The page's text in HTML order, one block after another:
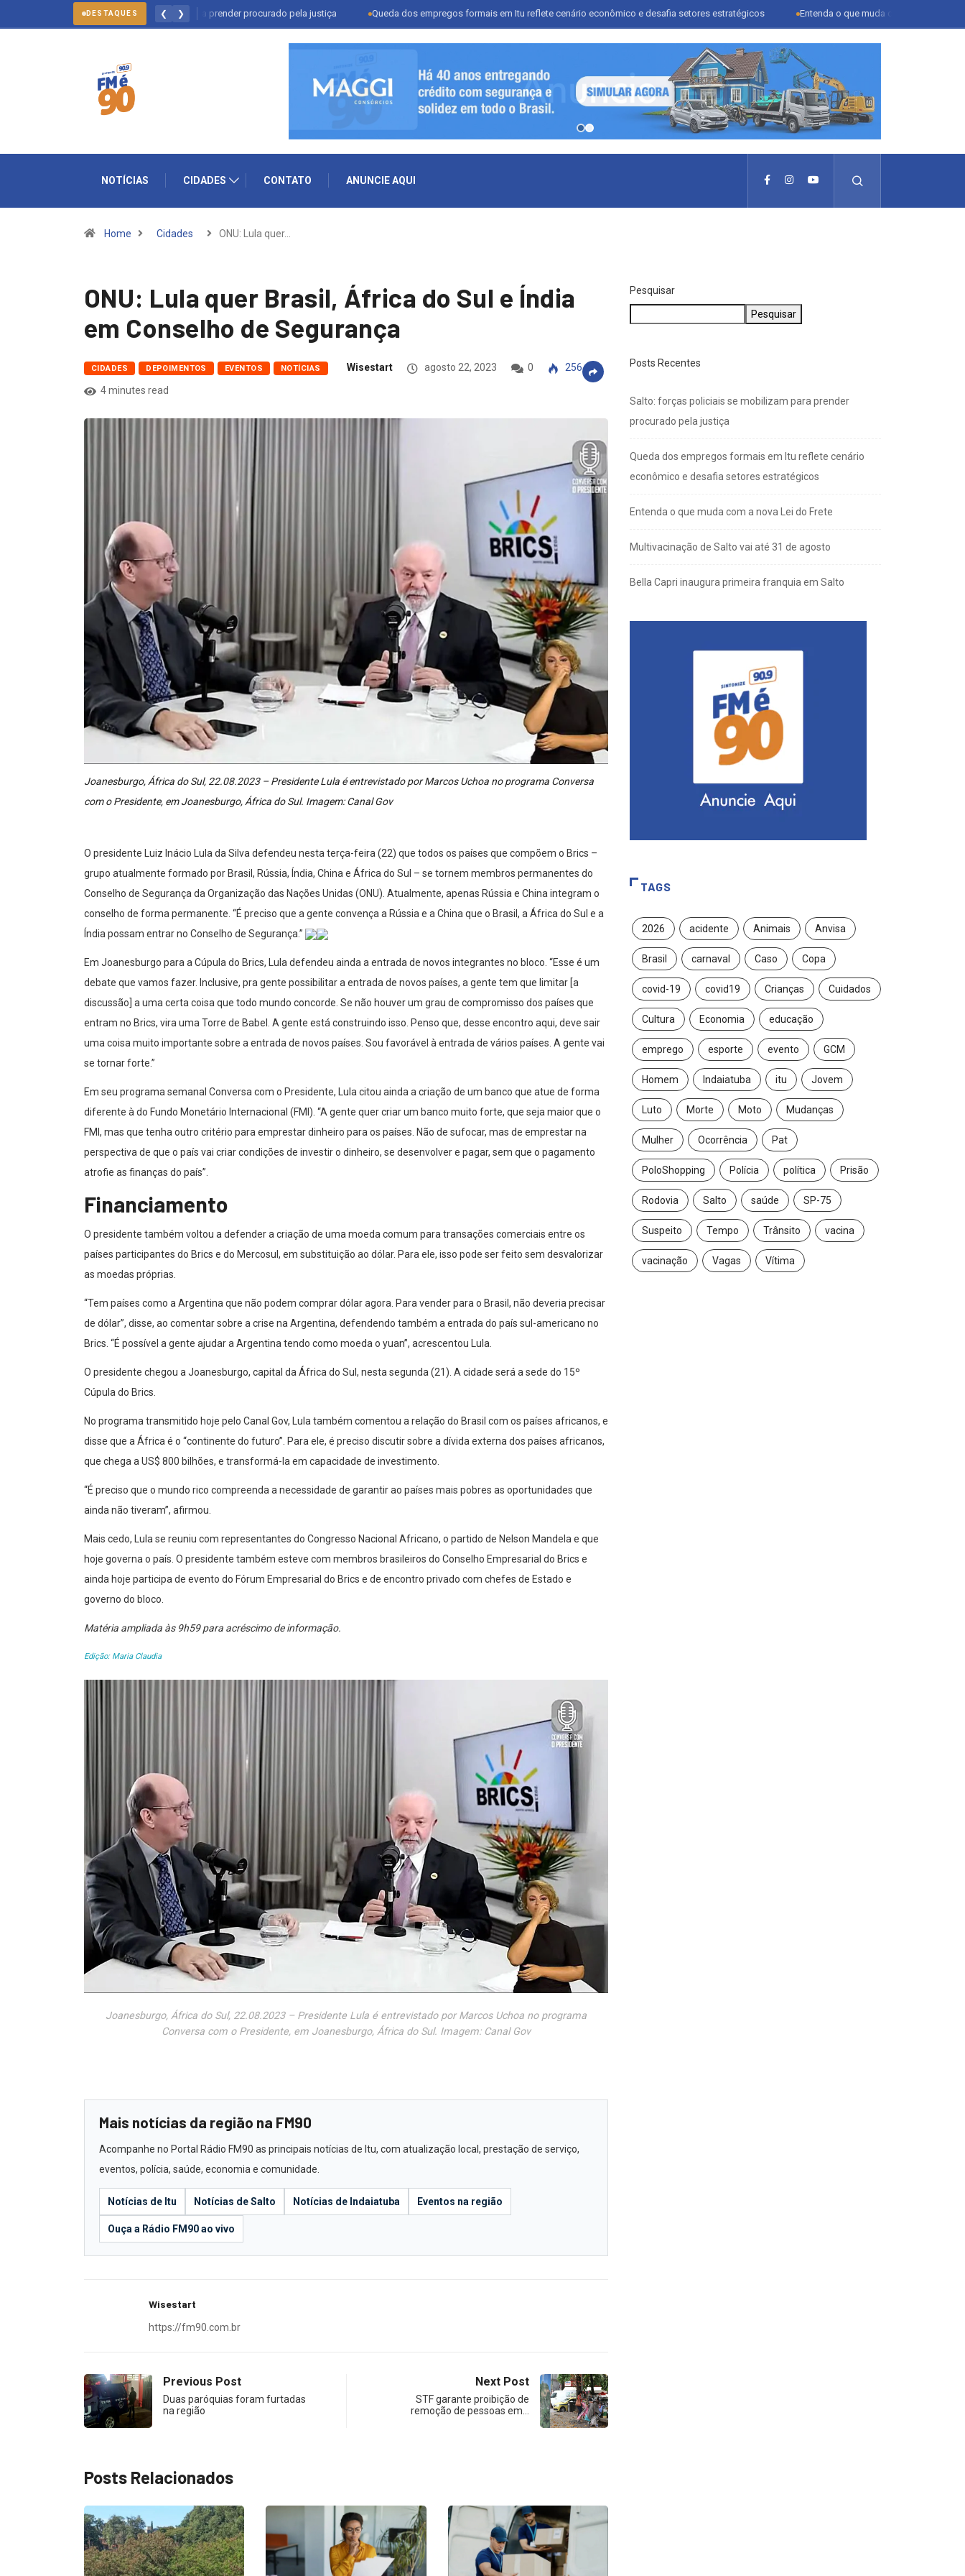
DESTAQUES ❮ ❯
forças policiais se mobilizam para prender procurado pela justiça Queda dos empregos formais em Itu reflete cenário econômico e desafia setores estratégicos Entenda o que muda com a nova Lei do Frete
NOTÍCIAS CIDADES CONTATO ANUNCIE AQUI
Home Cidades ONU: Lula quer…
ONU: Lula quer Brasil, África do Sul e Índia
em Conselho de Segurança
CIDADES DEPOIMENTOS EVENTOS NOTÍCIAS Wisestart agosto 22, 2023 0
256
4 minutes read
Joanesburgo, África do Sul, 22.08.2023 – Presidente Lula é entrevistado por Marcos Uchoa no programa Conversa
com o Presidente, em Joanesburgo, África do Sul. Imagem: Canal Gov
O presidente Luiz Inácio Lula da Silva defendeu nesta terça-feira (22) que todos os países que compõem o Brics –
grupo atualmente formado por Brasil, Rússia, Índia, China e África do Sul – se tornem membros permanentes do
Conselho de Segurança da Organização das Nações Unidas (ONU). Atualmente, apenas Rússia e China integram o
conselho de forma permanente. “É preciso que a gente convença a Rússia e a China que o Brasil, a África do Sul e a
Índia possam entrar no Conselho de Segurança.”
Em Joanesburgo para a Cúpula do Brics, Lula defendeu ainda a entrada de novos integrantes no bloco. “Esse é um
debate que vamos fazer. Inclusive, pra gente possibilitar a entrada de novos países, a gente tem que limitar [a
discussão] a uma certa coisa que todo mundo concorde. Se não houver um grau de compromisso dos países que
entram no Brics, vira uma Torre de Babel. A gente está construindo isso. Penso que, desse encontro aqui, deve sair
uma coisa muito importante sobre a entrada de novos países. Sou favorável à entrada de vários países. A gente vai
se tornar forte.”
Em seu programa semanal Conversa com o Presidente, Lula citou ainda a criação de um banco que atue de forma
diferente à do Fundo Monetário Internacional (FMI). “A gente quer criar um banco muito forte, que seja maior que o
FMI, mas que tenha outro critério para emprestar dinheiro para os países. Não de sufocar, mas de emprestar na
perspectiva de que o país vai criar condições de investir o dinheiro, se desenvolver e pagar, sem que o pagamento
atrofie as finanças do país”.
Financiamento
O presidente também voltou a defender a criação de uma moeda comum para transações comerciais entre os
países participantes do Brics e do Mercosul, em substituição ao dólar. Para ele, isso pode ser feito sem desvalorizar
as moedas próprias.
“Tem países como a Argentina que não podem comprar dólar agora. Para vender para o Brasil, não deveria precisar
de dólar”, disse, ao comentar sobre a crise na Argentina, defendendo também a entrada do país sul-americano no
Brics. “É possível a gente ajudar a Argentina tendo como moeda o yuan”, acrescentou Lula.
O presidente chegou a Joanesburgo, capital da África do Sul, nesta segunda (21). A cidade será a sede do 15º
Cúpula do Brics.
No programa transmitido hoje pelo Canal Gov, Lula também comentou a relação do Brasil com os países africanos, e
disse que a África é o “continente do futuro”. Para ele, é preciso discutir sobre a dívida externa dos países africanos,
que chega a US$ 800 bilhões, e transformá-la em capacidade de investimento.
“É preciso que o mundo rico compreenda a necessidade de garantir ao países mais pobres as oportunidades que
ainda não tiveram”, afirmou.
Mais cedo, Lula se reuniu com representantes do Congresso Nacional Africano, o partido de Nelson Mandela e que
hoje governa o país. O presidente também esteve com membros brasileiros do Conselho Empresarial do Brics e
ainda hoje participa de evento do Fórum Empresarial do Brics e de encontro privado com chefes de Estado e
governo do bloco.
Matéria ampliada às 9h59 para acréscimo de informação.
Edição: Maria Claudia
Joanesburgo, África do Sul, 22.08.2023 – Presidente Lula é entrevistado por Marcos Uchoa no programa
Conversa com o Presidente, em Joanesburgo, África do Sul. Imagem: Canal Gov
Mais notícias da região na FM90
Acompanhe no Portal Rádio FM90 as principais notícias de Itu, com atualização local, prestação de serviço,
eventos, polícia, saúde, economia e comunidade.
Notícias de Itu Notícias de Salto Notícias de Indaiatuba Eventos na região
Ouça a Rádio FM90 ao vivo
Wisestart
https://fm90.com.br
Previous Post
Duas paróquias foram furtadas
na região
Next Post
STF garante proibição de
remoção de pessoas em…
Posts Relacionados
Pesquisar
Pesquisar
Posts Recentes
Salto: forças policiais se mobilizam para prender
procurado pela justiça
Queda dos empregos formais em Itu reflete cenário
econômico e desafia setores estratégicos
Entenda o que muda com a nova Lei do Frete
Multivacinação de Salto vai até 31 de agosto
Bella Capri inaugura primeira franquia em Salto
TAGS
2026 acidente Animais Anvisa
Brasil carnaval Caso Copa
covid-19 covid19 Crianças Cuidados
Cultura Economia educação
emprego esporte evento GCM
Homem Indaiatuba itu Jovem
Luto Morte Moto Mudanças
Mulher Ocorrência Pat
PoloShopping Polícia política Prisão
Rodovia Salto saúde SP-75
Suspeito Tempo Trânsito vacina
vacinação Vagas Vítima